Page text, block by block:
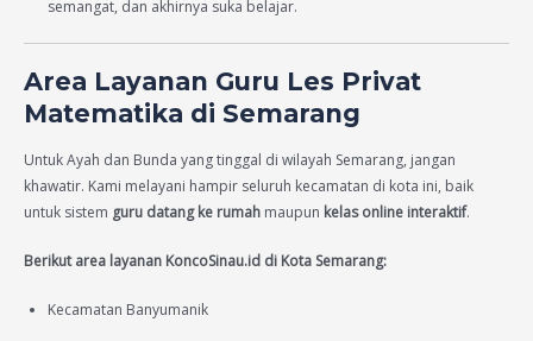
semangat, dan akhirnya suka belajar.
Area Layanan Guru Les Privat
Matematika di Semarang
Untuk Ayah dan Bunda yang tinggal di wilayah Semarang, jangan
khawatir. Kami melayani hampir seluruh kecamatan di kota ini, baik
untuk sistem guru datang ke rumah maupun kelas online interaktif.
Berikut area layanan KoncoSinau.id di Kota Semarang:
Kecamatan Banyumanik